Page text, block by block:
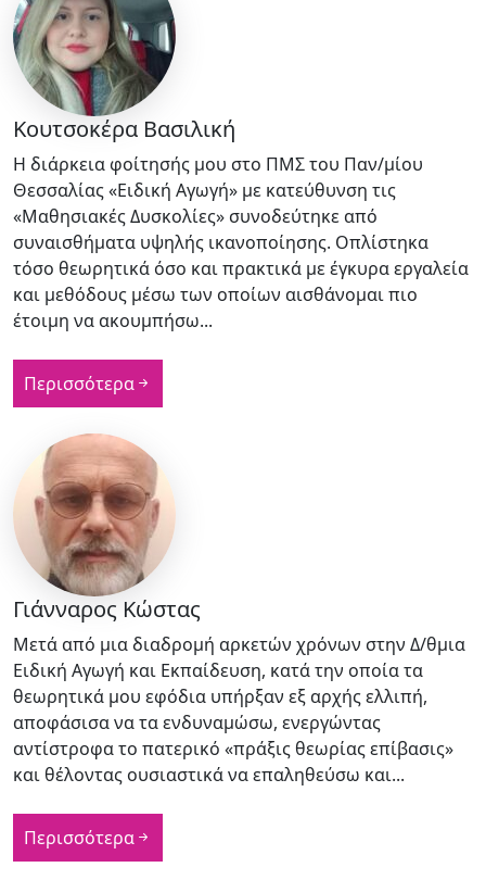
Κουτσοκέρα Βασιλική
Η διάρκεια φοίτησής μου στο ΠΜΣ του Παν/μίου
Θεσσαλίας «Ειδική Αγωγή» με κατεύθυνση τις
«Μαθησιακές Δυσκολίες» συνοδεύτηκε από
συναισθήματα υψηλής ικανοποίησης. Οπλίστηκα
τόσο θεωρητικά όσο και πρακτικά με έγκυρα εργαλεία
και μεθόδους μέσω των οποίων αισθάνομαι πιο
έτοιμη να ακουμπήσω...
Περισσότερα
Γιάνναρος Κώστας
Μετά από μια διαδρομή αρκετών χρόνων στην Δ/θμια
Ειδική Αγωγή και Εκπαίδευση, κατά την οποία τα
θεωρητικά μου εφόδια υπήρξαν εξ αρχής ελλιπή,
αποφάσισα να τα ενδυναμώσω, ενεργώντας
αντίστροφα το πατερικό «πράξις θεωρίας επίβασις»
και θέλοντας ουσιαστικά να επαληθεύσω και...
Περισσότερα